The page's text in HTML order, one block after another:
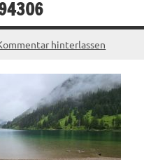
hinterlassen